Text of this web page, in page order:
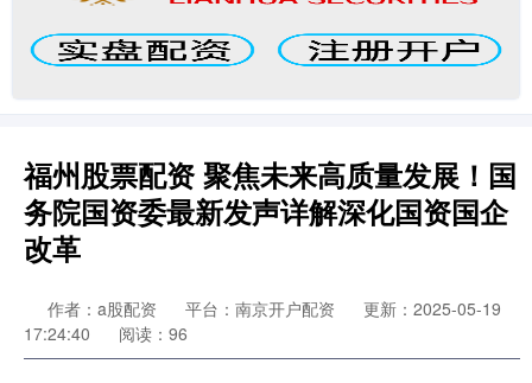
福州股票配资 聚焦未来高质量发展！国
务院国资委最新发声详解深化国资国企
改革
作者：a股配资 平台：南京开户配资
更新：2025-05-19
17:24:40
阅读：96